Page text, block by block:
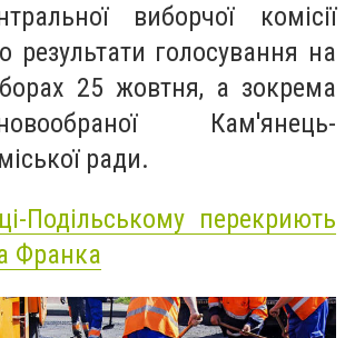
виборчої комісії
результати голосування на
25 жовтня, а зокрема
Кам'янець-
ради.
Подільському перекриють
Франка